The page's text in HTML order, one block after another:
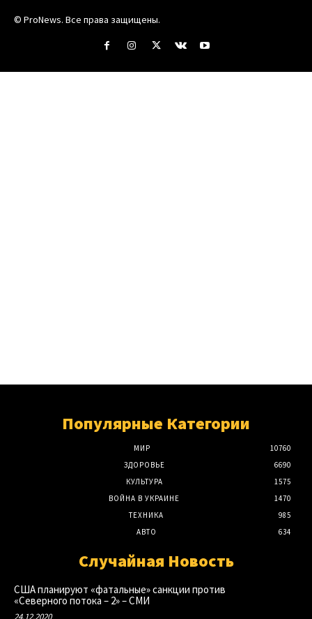
© ProNews. Все права защищены.
Популярные Категории
МИР
10760
ЗДОРОВЬЕ
6690
КУЛЬТУРА
1575
ВОЙНА В УКРАИНЕ
1470
ТЕХНИКА
985
АВТО
634
Случайная Новость
США планируют «фатальные» санкции против
«Северного потока – 2» – СМИ
24.12.2020